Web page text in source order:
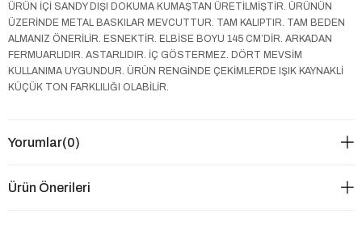
ÜRÜN İÇİ SANDY DIŞI DOKUMA KUMAŞTAN ÜRETİLMİŞTİR. ÜRÜNÜN
ÜZERİNDE METAL BASKILAR MEVCUTTUR. TAM KALIPTIR. TAM BEDEN
ALMANIZ ÖNERİLİR. ESNEKTİR. ELBİSE BOYU 145 CM’DİR. ARKADAN
FERMUARLIDIR. ASTARLIDIR. İÇ GÖSTERMEZ. DÖRT MEVSİM
KULLANIMA UYGUNDUR. ÜRÜN RENGİNDE ÇEKİMLERDE IŞIK KAYNAKLİ
KÜÇÜK TON FARKLILIĞI OLABİLİR.
Yorumlar(0)
Ürün Önerileri